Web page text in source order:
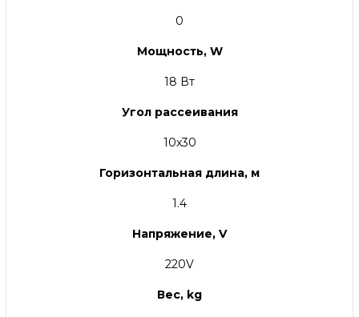
0
Мощность, W
18 Вт
Угол рассеивания
10x30
Горизонтальная длина, м
1.4
Напряжение, V
220V
Вес, kg